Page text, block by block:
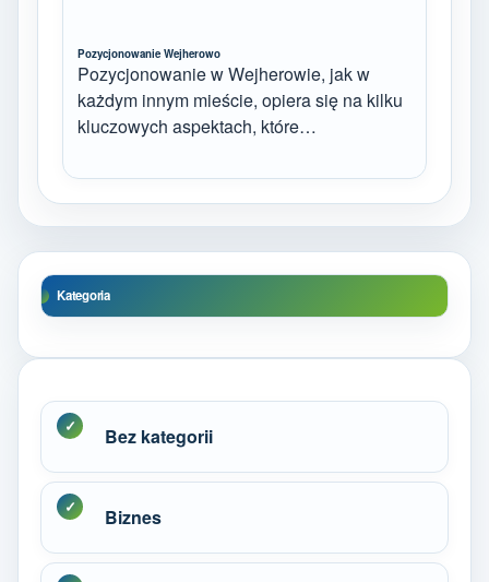
Pozycjonowanie Wejherowo
Pozycjonowanie w Wejherowie, jak w
każdym innym mieście, opiera się na kilku
kluczowych aspektach, które…
Kategoria
Bez kategorii
Biznes